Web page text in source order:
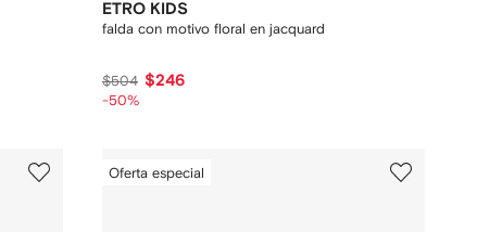
ETRO KIDS
falda con motivo floral en jacquard
$504 $246
-50%
Oferta especial